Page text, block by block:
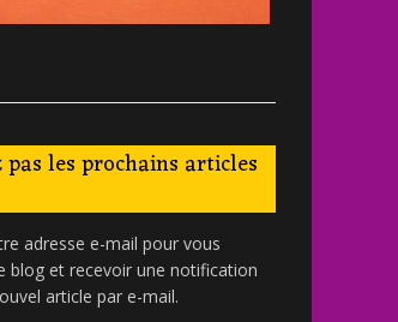
les prochains articles
adresse e-mail pour vous
blog et recevoir une notification
article par e-mail.